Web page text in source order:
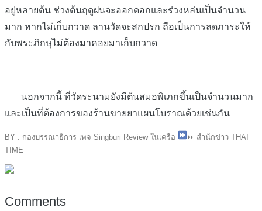
อยู่หลายต้น ช่วงต้นฤดูฝนจะออกดอกและร่วงหล่นเป็นจำนวน
มาก หากไม่เก็บกวาด ลานวัดจะสกปรก ถือเป็นการลดภาระให้
กับพระภิกษุไม่ต้องมาคอยมาเก็บกวาด
นอกจากนี้ ที่วัดระนามยังมีต้นสมอพิเภกขึ้นเป็นจำนวนมาก
และเป็นที่ต้องการของร้านขายยาแผนโบราณด้วยเช่นกัน
BY : กองบรรณาธิการ เพจ Singburi Review ในเครือ ⏩ สำนักข่าว THAI
TIME
Comments